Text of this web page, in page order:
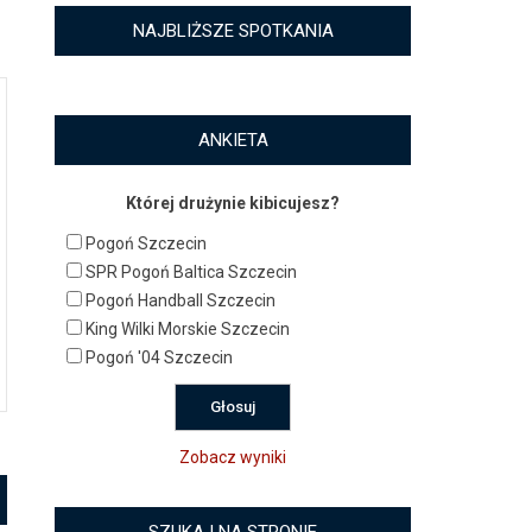
NAJBLIŻSZE SPOTKANIA
ANKIETA
Której drużynie kibicujesz?
Pogoń Szczecin
SPR Pogoń Baltica Szczecin
Pogoń Handball Szczecin
King Wilki Morskie Szczecin
Pogoń '04 Szczecin
Zobacz wyniki